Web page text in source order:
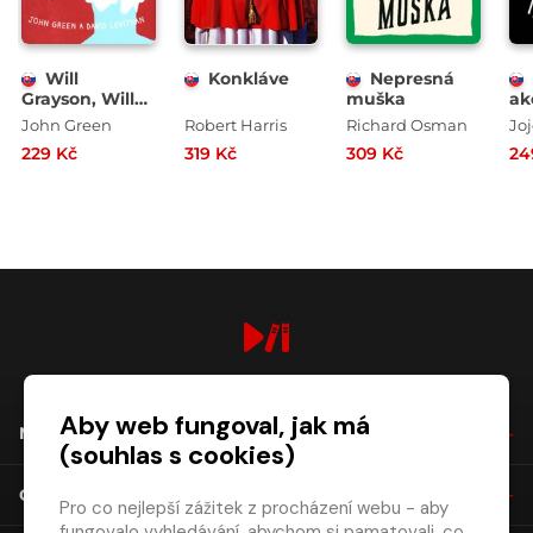
Will
Grayson, Will
Grayson
John Green
229 Kč
Konkláve
Robert Harris
319 Kč
Nepresná
muška
Richard Osman
309 Kč
NÁKUP
O SPOLEČNOSTI
Aby web fungoval, jak má
(souhlas s cookies)
Pro co nejlepší zážitek z procházení webu - aby